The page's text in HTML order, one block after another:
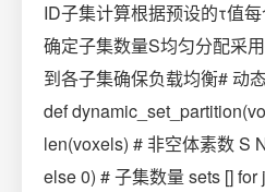
ID子集计算根据预设的τ值
确定子集数量S均匀分配采
到各子集确保负载均衡# 动
def
len(voxels) # 非空体素数 S
else 0) # 子集数量 sets []